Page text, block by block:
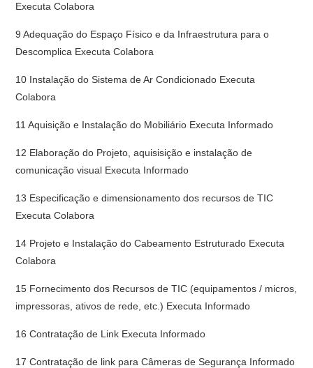
Executa Colabora
9 Adequação do Espaço Físico e da Infraestrutura para o
Descomplica Executa Colabora
10 Instalação do Sistema de Ar Condicionado Executa
Colabora
11 Aquisição e Instalação do Mobiliário Executa Informado
12 Elaboração do Projeto, aquisisição e instalação de
comunicação visual Executa Informado
13 Especificação e dimensionamento dos recursos de TIC
Executa Colabora
14 Projeto e Instalação do Cabeamento Estruturado Executa
Colabora
15 Fornecimento dos Recursos de TIC (equipamentos / micros,
impressoras, ativos de rede, etc.) Executa Informado
16 Contratação de Link Executa Informado
17 Contratação de link para Câmeras de Segurança Informado